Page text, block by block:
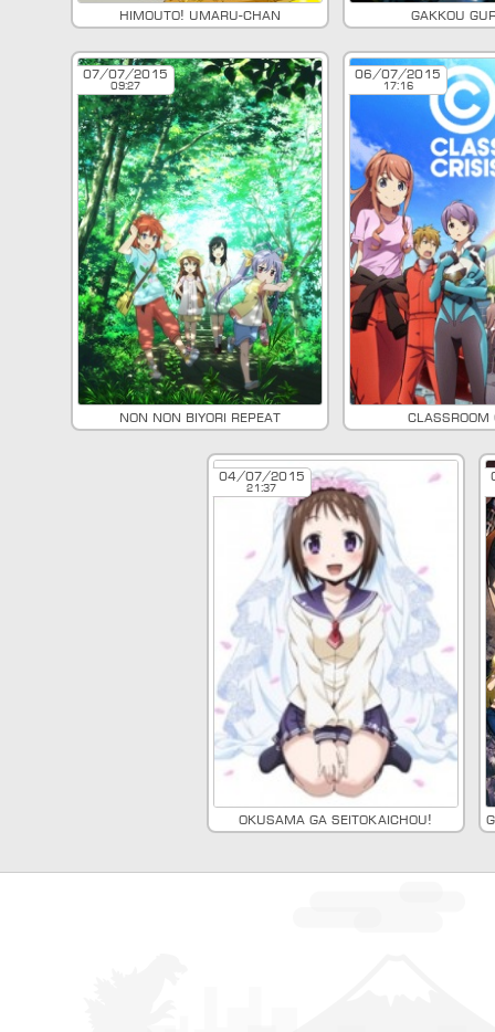
Himouto! Umaru-chan Gakkou
07/07/2015
09:27
Non Non Biyori Repeat
06/07/2015
17:16
Classroom
04/07/2015
21:37
Okusama ga Seitokaichou!